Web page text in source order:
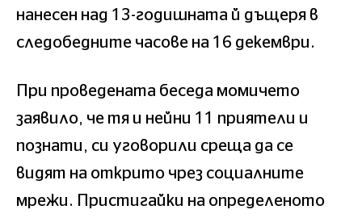
нанесен над 13-годишната й дъщеря в
следобедните часове на 16 декември.
При проведената беседа момичето
заявило, че тя и нейни 11 приятели и
познати, си уговорили среща да се
видят на открито чрез социалните
мрежи. Пристигайки на определеното